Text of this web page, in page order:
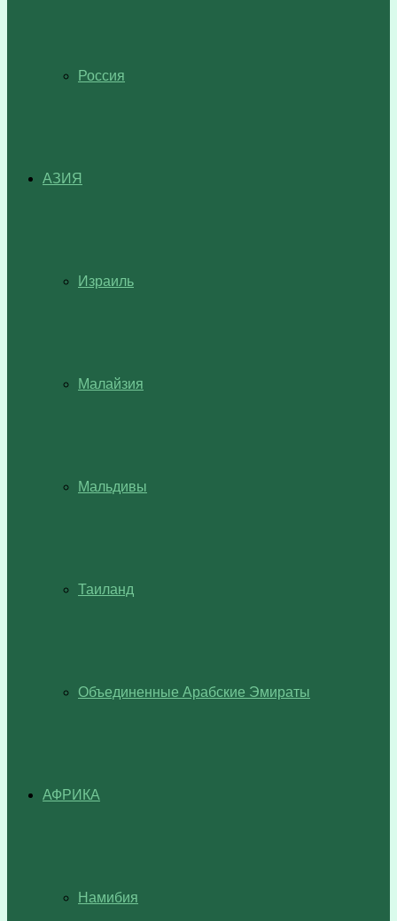
Россия
АЗИЯ
Израиль
Малайзия
Мальдивы
Таиланд
Объединенные Арабские Эмираты
АФРИКА
Намибия